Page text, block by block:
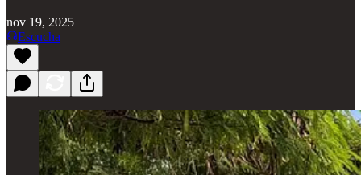
nov 19, 2025
Escucha